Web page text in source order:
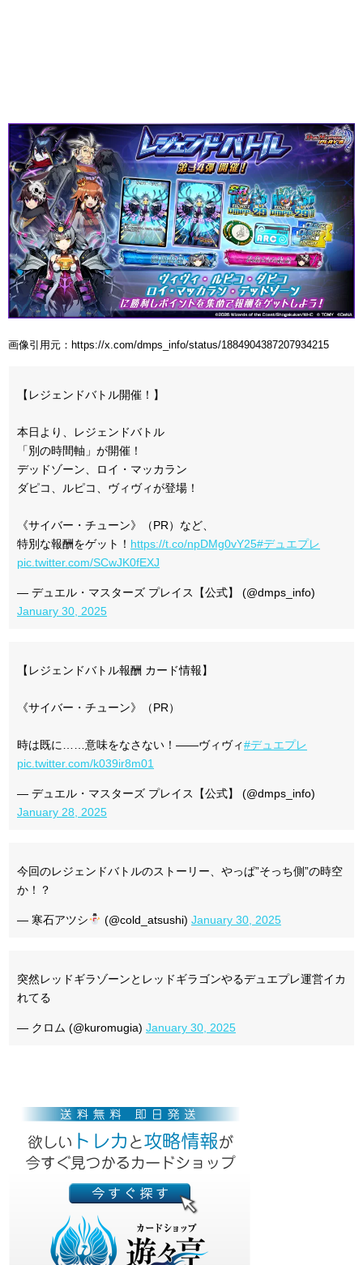
画像引用元：https://x.com/dmps_info/status/1884904387207934215
【レジェンドバトル開催！】
本日より、レジェンドバトル
「別の時間軸」が開催！
デッドゾーン、ロイ・マッカラン
ダピコ、ルピコ、ヴィヴィが登場！
《サイバー・チューン》（PR）など、
特別な報酬をゲット！ https://t.co/npDMg0vY25#デュエプレ
pic.twitter.com/SCwJK0fEXJ
— デュエル・マスターズ プレイス【公式】 (@dmps_info)
January 30, 2025
【レジェンドバトル報酬 カード情報】
《サイバー・チューン》（PR）
時は既に……意味をなさない！――ヴィヴィ#デュエプレ
pic.twitter.com/k039ir8m01
— デュエル・マスターズ プレイス【公式】 (@dmps_info)
January 28, 2025
今回のレジェンドバトルのストーリー、やっぱ”そっち側”の時空
か！？
— 寒石アツシ (@cold_atsushi) January 30, 2025
突然レッドギラゾーンとレッドギラゴンやるデュエプレ運営イカ
れてる
— クロム (@kuromugia) January 30, 2025